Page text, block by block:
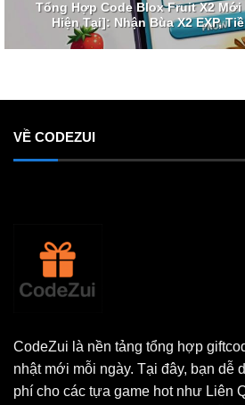
Tổng Hợp Code Blox Fruit X2
Hiện Tại]: Nhận Bùa X2 EXP,
VỀ CODEZUI
CodeZui là nền tảng tổng hợp
nhật mới mỗi ngày. Tại đây, bạn dễ
phí cho các tựa game hot như Liên